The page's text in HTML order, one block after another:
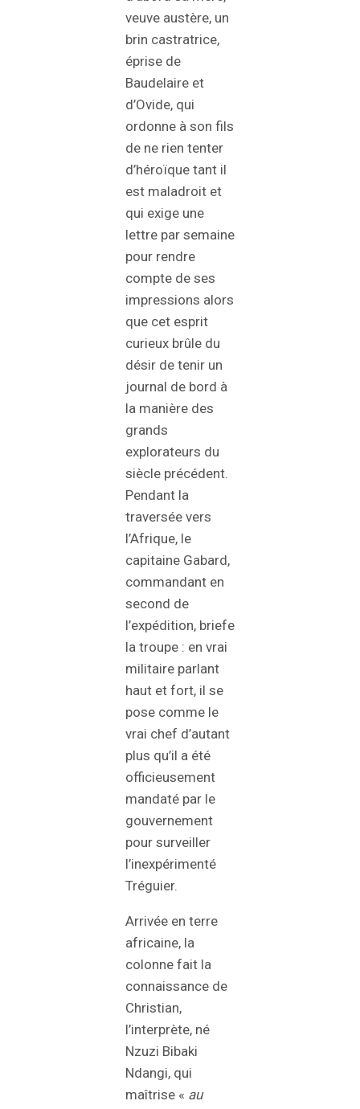
veuve austère, un
brin castratrice,
éprise de
Baudelaire et
d’Ovide, qui
ordonne à son fils
de ne rien tenter
d’héroïque tant il
est maladroit et
qui exige une
lettre par semaine
pour rendre
compte de ses
impressions alors
que cet esprit
curieux brûle du
désir de tenir un
journal de bord à
la manière des
grands
explorateurs du
siècle précédent.
Pendant la
traversée vers
l’Afrique, le
capitaine Gabard,
commandant en
second de
l’expédition, briefe
la troupe : en vrai
militaire parlant
haut et fort, il se
pose comme le
vrai chef d’autant
plus qu’il a été
officieusement
mandaté par le
gouvernement
pour surveiller
l’inexpérimenté
Tréguier.
Arrivée en terre
africaine, la
colonne fait la
connaissance de
Christian,
l’interprète, né
Nzuzi Bibaki
Ndangi, qui
maîtrise « au